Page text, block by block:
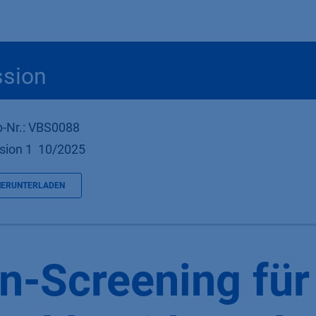
Nr.: VBS0088
1 10/2025
Screening für